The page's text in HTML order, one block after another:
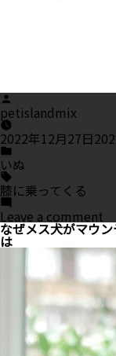
Posted
by
petislandmix
2022年12月27日
Posted
in
いぬ
Tags:
膝に乗ってくる
Leave a comment
犬
が
膝
上
に
乗
っ
て
く
なぜメス犬がマウ
は